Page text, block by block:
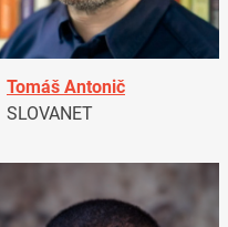
Tomáš Antonič
SLOVANET